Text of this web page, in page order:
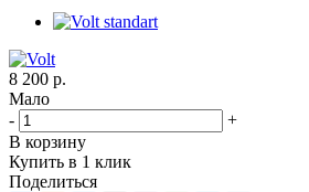
8 200 р.
Мало
-
+
В корзину
Купить в 1 клик
Поделиться